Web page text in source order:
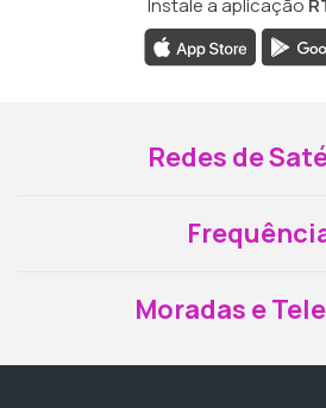
Instale a aplicação
Redes de
Moradas e